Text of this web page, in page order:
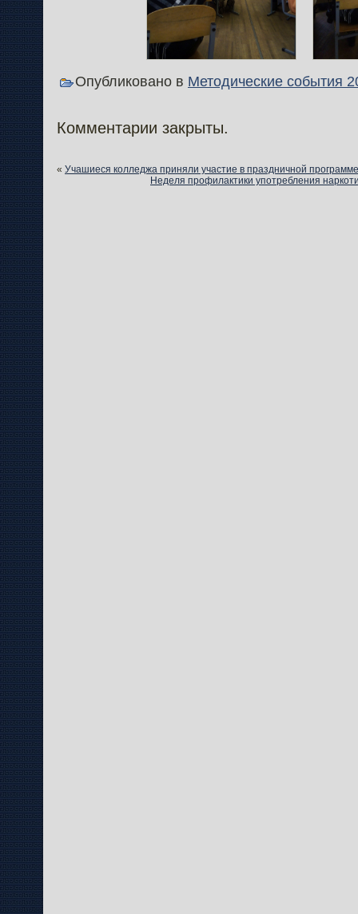
Опубликовано в Методические события
Комментарии закрыты.
« Учашиеся колледжа приняли участие в праздничной
Неделя профилактики употребления